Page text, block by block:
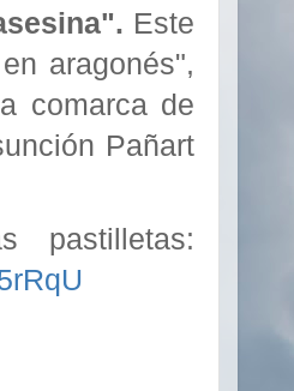
Este
aragonés",
comarca de
Pañart
pastilletas: